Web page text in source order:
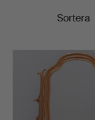
PågåendeSortera